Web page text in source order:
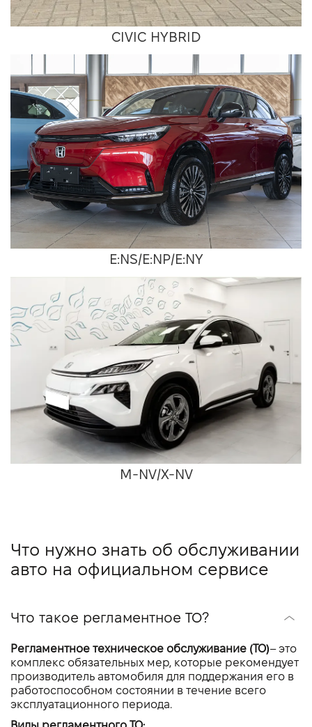
CIVIC HYBRID
E:NS/E:NP/E:NY
M-NV/X-NV
Что нужно знать об обслуживании
авто на официальном сервисе
Что такое регламентное ТО?
Регламентное техническое обслуживание (ТО)– это
комплекс обязательных мер, которые рекомендует
производитель автомобиля для поддержания его в
работоспособном состоянии в течение всего
эксплуатационного периода.